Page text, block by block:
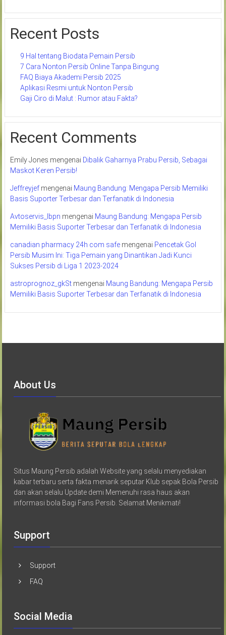
Recent Posts
9 Hal tentang Biodata Pemain Persib
7 Cara Nonton Persib Online Tanpa Bingung
FAQ Biaya Akademi Persib 2025
Aplikasi Resmi untuk Nonton Persib
Gaji Ciro di Malut : Rumor atau Fakta?
Recent Comments
Emily Jones mengenai Dibalik Gaharnya Prabu Persib, Sebagai
Maskot Keren Persib!
Jeffreyjefmengenai Maung Bandung: Mengapa Persib Memiliki
Basis Suporter Terbesar dan Terfanatik di Indonesia
Avtoservis_lbpn mengenai Maung Bandung: Mengapa Persib
Memiliki Basis Suporter Terbesar dan Terfanatik di Indonesia
canadian pharmacy 24h com safemengenai Pencetak Gol
Persib Musim Ini: Tiga Pemain yang Dinantikan Jadi Kunci
Sukses Persib di Liga 1 2023-2024
astroprognoz_gkStmengenai Maung Bandung: Mengapa Persib
Memiliki Basis Suporter Terbesar dan Terfanatik di Indonesia
About Us
Situs Maung Persib adalah Website yang selalu menyediakan
kabar terbaru serta fakta menarik seputar Klub sepak Bola Persib
dan akan selalu Update demi Memenuhi rasa haus akan
informasi bola Bagi Fans Persib. Selamat Menikmati!
Support
Support
FAQ
Social Media